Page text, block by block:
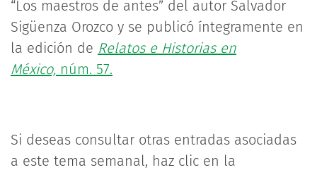
“Los maestros de antes” del autor Salvador
Sigüenza Orozco y se publicó íntegramente en
la edición de Relatos e Historias en
México, núm. 57.
Si deseas consultar otras entradas asociadas
a este tema semanal, haz clic en la